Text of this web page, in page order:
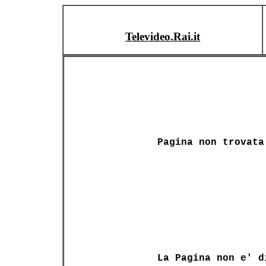
Televideo.Rai.it
Pagina non trovata
La Pagina non e'